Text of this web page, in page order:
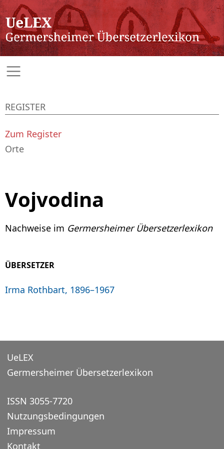
Vojvodina
Nachweise im Germersheimer Übersetzerlexikon
ÜBERSETZER
Irma Rothbart, 1896–1967
REGISTER
Zum Register
Orte
UeLEX
Germersheimer Übersetzerlexikon
ISSN 3055-7720
Nutzungsbedingungen
Impressum
Kontakt